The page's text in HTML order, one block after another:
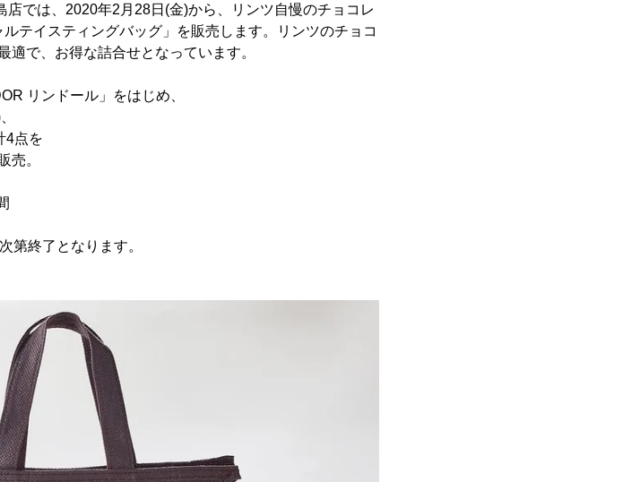
では、2020年2月28日(金)から、リンツ自慢のチョコレ
テイスティングバッグ」を販売します。リンツのチョコ
で、お得な詰合せとなっています。
リンドール」をはじめ、
点を
。
終了となります。